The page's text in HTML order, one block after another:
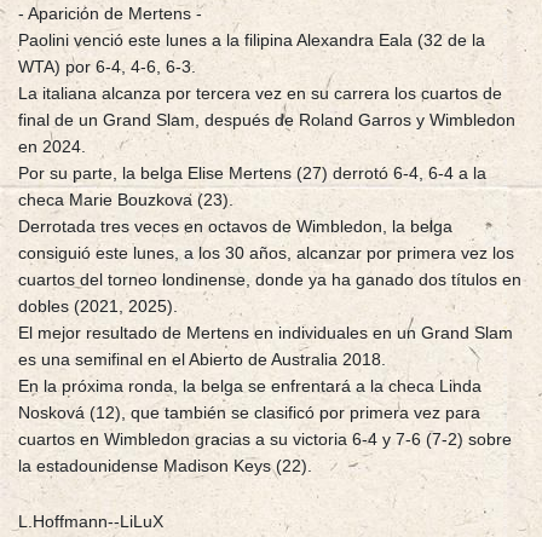
- Aparición de Mertens -
Paolini venció este lunes a la filipina Alexandra Eala (32 de la
WTA) por 6-4, 4-6, 6-3.
La italiana alcanza por tercera vez en su carrera los cuartos de
final de un Grand Slam, después de Roland Garros y Wimbledon
en 2024.
Por su parte, la belga Elise Mertens (27) derrotó 6-4, 6-4 a la
checa Marie Bouzkova (23).
Derrotada tres veces en octavos de Wimbledon, la belga
consiguió este lunes, a los 30 años, alcanzar por primera vez los
cuartos del torneo londinense, donde ya ha ganado dos títulos en
dobles (2021, 2025).
El mejor resultado de Mertens en individuales en un Grand Slam
es una semifinal en el Abierto de Australia 2018.
En la próxima ronda, la belga se enfrentará a la checa Linda
Nosková (12), que también se clasificó por primera vez para
cuartos en Wimbledon gracias a su victoria 6-4 y 7-6 (7-2) sobre
la estadounidense Madison Keys (22).
L.Hoffmann--LiLuX